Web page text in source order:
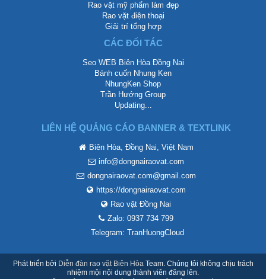
Rao vặt mỹ phẩm làm đẹp
Rao vặt điện thoại
Giải trí tổng hợp
CÁC ĐỐI TÁC
Seo WEB Biên Hòa Đồng Nai
Bánh cuốn Nhung Ken
NhungKen Shop
Trần Hướng Group
Updating...
LIÊN HỆ QUẢNG CÁO BANNER & TEXTLINK
Biên Hòa, Đồng Nai, Việt Nam
info@dongnairaovat.com
dongnairaovat.com@gmail.com
https://dongnairaovat.com
Rao vặt Đồng Nai
Zalo: 0937 734 799
Telegram: TranHuongCloud
Phát triển bởi Diễn đàn rao vặt Biên HòaTeam. Chúng tôi không chịu trách
nhiệm mội nội dung thành viên đăng lên.